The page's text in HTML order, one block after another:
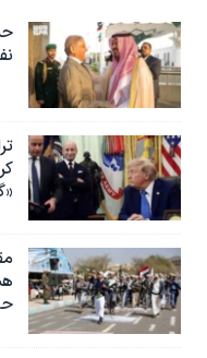
قانون شفافیت دارائی
اعتراضات مردمی آبان ۹۸
نرگس محمدی برنده
همایش محافظه‌کاران
سفر پرزیدنت ترامپ به